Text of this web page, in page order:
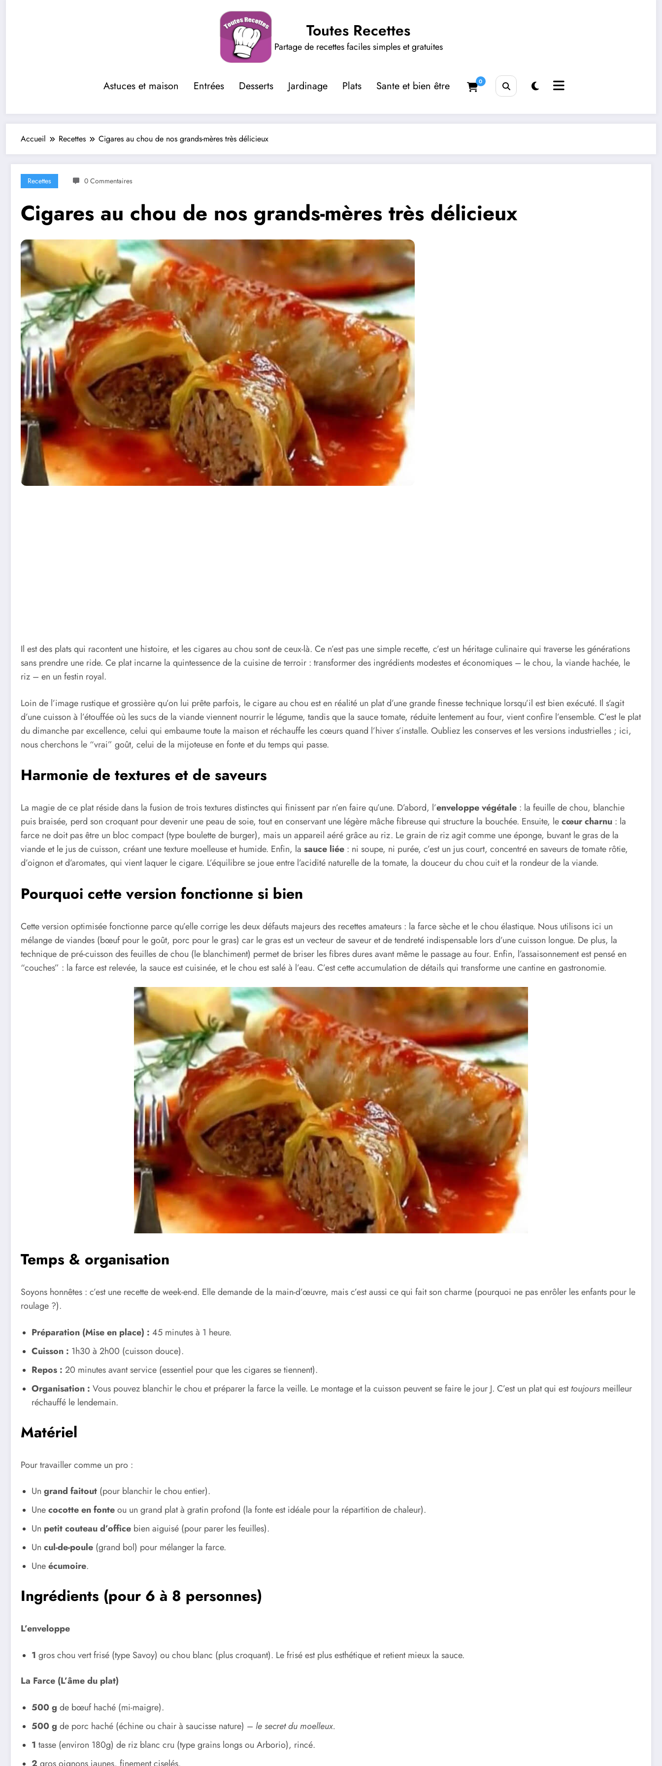
Toutes Recettes
Partage de recettes faciles simples et gratuites
Astuces et maison Entrées Desserts Jardinage Plats Sante et bien être 0
Accueil Recettes Cigares au chou de nos grands-mères très délicieux
Recettes 0 Commentaires
Cigares au chou de nos grands-mères très délicieux
Il est des plats qui racontent une histoire, et les cigares au chou sont de ceux-là. Ce n’est pas une simple recette, c’est un héritage culinaire qui traverse les générations
sans prendre une ride. Ce plat incarne la quintessence de la cuisine de terroir : transformer des ingrédients modestes et économiques – le chou, la viande hachée, le
riz – en un festin royal.
Loin de l’image rustique et grossière qu’on lui prête parfois, le cigare au chou est en réalité un plat d’une grande finesse technique lorsqu’il est bien exécuté. Il s’agit
d’une cuisson à l’étouffée où les sucs de la viande viennent nourrir le légume, tandis que la sauce tomate, réduite lentement au four, vient confire l’ensemble. C’est le plat
du dimanche par excellence, celui qui embaume toute la maison et réchauffe les cœurs quand l’hiver s’installe. Oubliez les conserves et les versions industrielles ; ici,
nous cherchons le “vrai” goût, celui de la mijoteuse en fonte et du temps qui passe.
Harmonie de textures et de saveurs
La magie de ce plat réside dans la fusion de trois textures distinctes qui finissent par n’en faire qu’une. D’abord, l’enveloppe végétale : la feuille de chou, blanchie
puis braisée, perd son croquant pour devenir une peau de soie, tout en conservant une légère mâche fibreuse qui structure la bouchée. Ensuite, lecœur charnu : la
farce ne doit pas être un bloc compact (type boulette de burger), mais un appareil aéré grâce au riz. Le grain de riz agit comme une éponge, buvant le gras de la
viande et le jus de cuisson, créant une texture moelleuse et humide. Enfin, la sauce liée : ni soupe, ni purée, c’est un jus court, concentré en saveurs de tomate rôtie,
d’oignon et d’aromates, qui vient laquer le cigare. L’équilibre se joue entre l’acidité naturelle de la tomate, la douceur du chou cuit et la rondeur de la viande.
Pourquoi cette version fonctionne si bien
Cette version optimisée fonctionne parce qu’elle corrige les deux défauts majeurs des recettes amateurs : la farce sèche et le chou élastique. Nous utilisons ici un
mélange de viandes (bœuf pour le goût, porc pour le gras) car le gras est un vecteur de saveur et de tendreté indispensable lors d’une cuisson longue. De plus, la
technique de pré-cuisson des feuilles de chou (le blanchiment) permet de briser les fibres dures avant même le passage au four. Enfin, l’assaisonnement est pensé en
“couches” : la farce est relevée, la sauce est cuisinée, et le chou est salé à l’eau. C’est cette accumulation de détails qui transforme une cantine en gastronomie.
Temps & organisation
Soyons honnêtes : c’est une recette de week-end. Elle demande de la main-d’œuvre, mais c’est aussi ce qui fait son charme (pourquoi ne pas enrôler les enfants pour le
roulage ?).
Préparation (Mise en place) : 45 minutes à 1 heure.
Cuisson : 1h30 à 2h00 (cuisson douce).
Repos : 20 minutes avant service (essentiel pour que les cigares se tiennent).
Organisation : Vous pouvez blanchir le chou et préparer la farce la veille. Le montage et la cuisson peuvent se faire le jour J. C’est un plat qui esttoujours meilleur
réchauffé le lendemain.
Matériel
Pour travailler comme un pro :
Un grand faitout (pour blanchir le chou entier).
Unecocotte en fonteou un grand plat à gratin profond (la fonte est idéale pour la répartition de chaleur).
Un petit couteau d’office bien aiguisé (pour parer les feuilles).
Un cul-de-poule (grand bol) pour mélanger la farce.
Uneécumoire.
Ingrédients (pour 6 à 8 personnes)
L’enveloppe
1 gros chou vert frisé (type Savoy) ou chou blanc (plus croquant). Le frisé est plus esthétique et retient mieux la sauce.
La Farce (L’âme du plat)
500 g de bœuf haché (mi-maigre).
500 g de porc haché (échine ou chair à saucisse nature) – le secret du moelleux.
1 tasse (environ 180g) de riz blanc cru (type grains longs ou Arborio), rincé.
2 gros oignons jaunes, finement ciselés.